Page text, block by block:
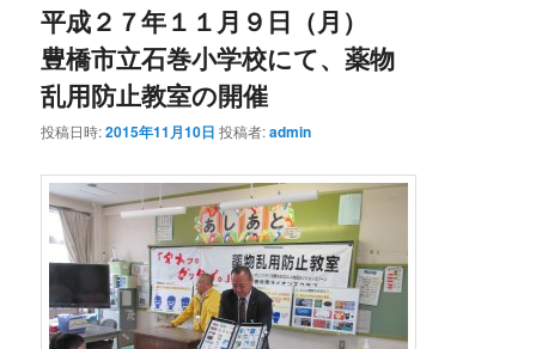
平成２７年１１月９日（月）
豊橋市立石巻小学校にて、薬物
乱用防止教室の開催
投稿日時:2015年11月10日 投稿者:admin